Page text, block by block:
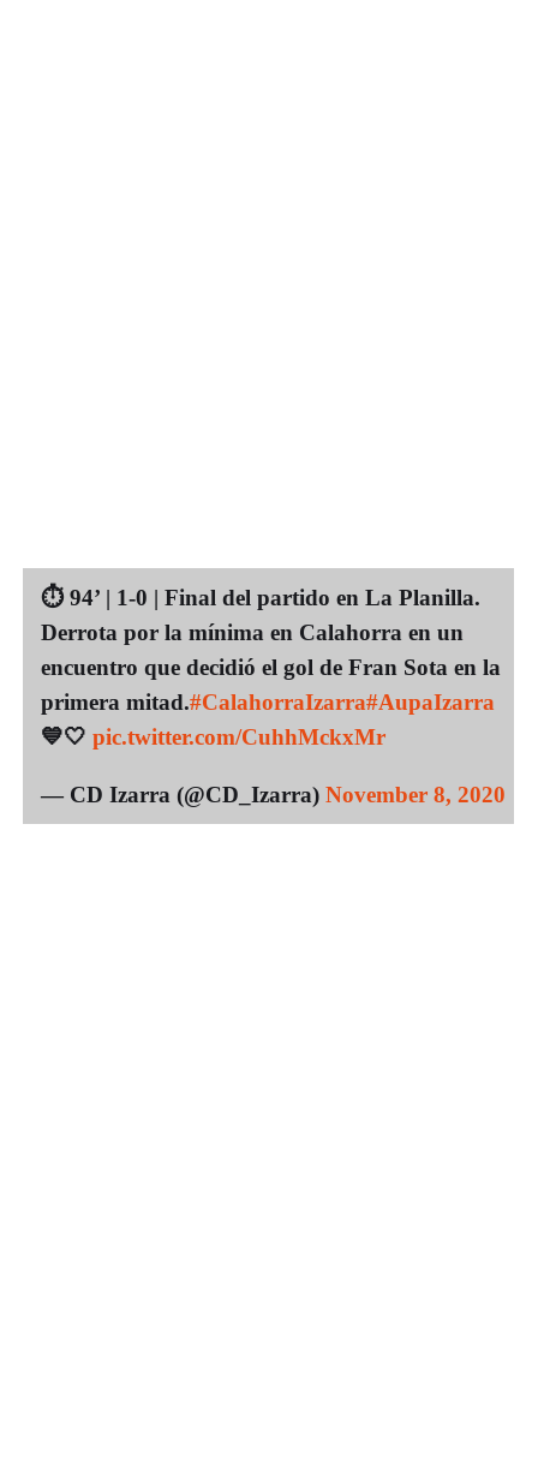
⏱ 94’ | 1-0 | Final del partido en La Planilla.
Derrota por la mínima en Calahorra en un
encuentro que decidió el gol de Fran Sota en la
primera mitad.#CalahorraIzarra#AupaIzarra
💙🤍 pic.twitter.com/CuhhMckxMr
— CD Izarra (@CD_Izarra) November 8, 2020